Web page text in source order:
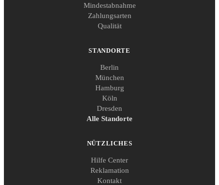
Mindestabnahme
Zahlungsarten
Qualität
STANDORTE
Berlin
München
Hamburg
Köln
Dresden
Alle Standorte
NÜTZLICHES
Hilfe Center
Reklamation
Kontakt